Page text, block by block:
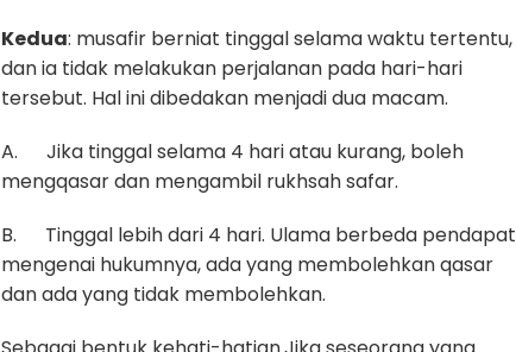
Kedua: musafir berniat tinggal selama waktu tertentu,
dan ia tidak melakukan perjalanan pada hari-hari
tersebut. Hal ini dibedakan menjadi dua macam.
A. Jika tinggal selama 4 hari atau kurang, boleh
mengqasar dan mengambil rukhsah safar.
B. Tinggal lebih dari 4 hari. Ulama berbeda pendapat
mengenai hukumnya, ada yang membolehkan qasar
dan ada yang tidak membolehkan.